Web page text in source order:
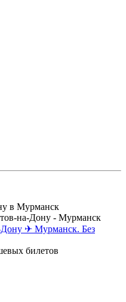
✈ Мурманск. Без
билетов